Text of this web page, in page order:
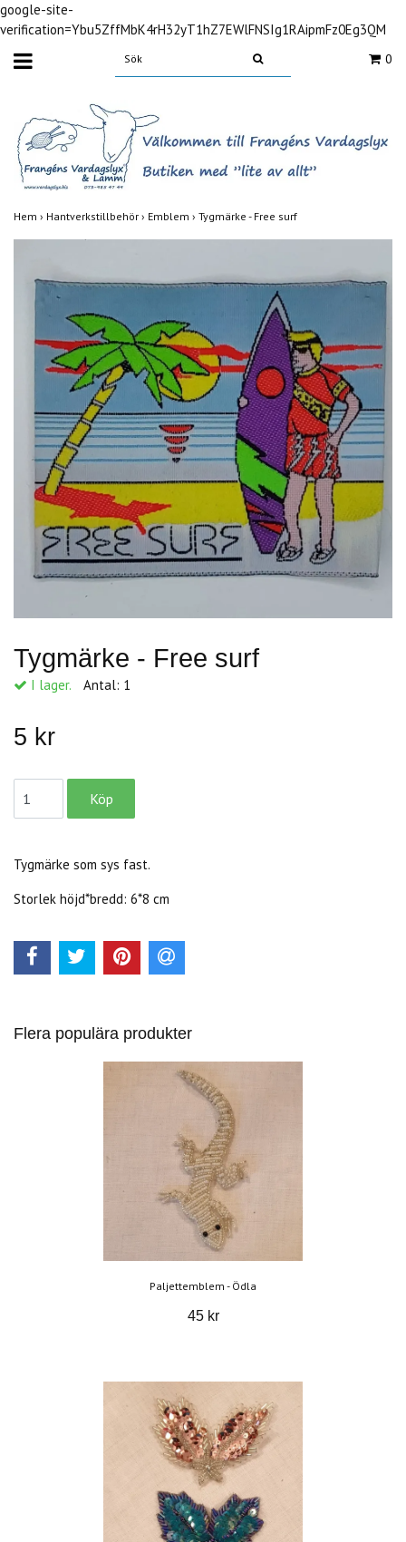
google-site-
verification=Ybu5ZffMbK4rH32yT1hZ7EWlFNSIg1RAipmFz0Eg3QM
0
Hem › Hantverkstillbehör › Emblem › Tygmärke - Free surf
Tygmärke - Free surf
I lager. Antal: 1
5 kr
Tygmärke som sys fast.
Storlek höjd*bredd: 6*8 cm
Flera populära produkter
Paljettemblem - Ödla
45 kr